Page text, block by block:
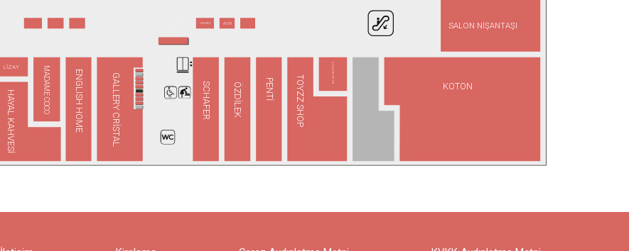
ATASUN OPTİK
ENGLISH HOME GALLERY CRİSTAL
HAYAL KAHVESİ
LİZAY MADAME COCO ÖZDİLEK PENTİ
SALON NİŞANTAŞI
SCHAFER TOYZZ SHOP
AVON
HARIBO
KOTON